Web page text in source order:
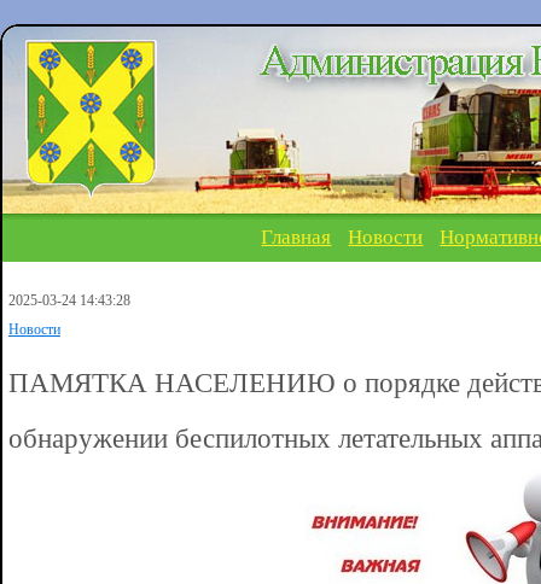
Главная Новости
2025-03-24 14:43:28
Новости
ПАМЯТКА НАСЕЛЕНИЮ о порядке
обнаружении беспилотных летательных